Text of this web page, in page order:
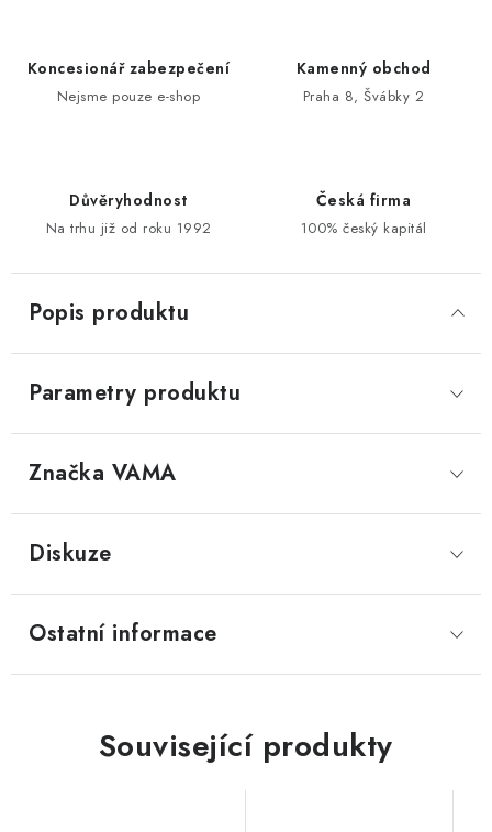
komplexů
Obchodní podmínky
Kontakty
Naše výhody
Koncesionář zabezpečení
Nejsme pouze e-shop
Kamenný obchod
Praha 8, Švábky 2
Důvěryhodnost
Na trhu již od roku 1992
Česká firma
100% český kapitál
Popis produktu
Parametry produktu
Značka VAMA
Diskuze
Ostatní informace
Související produkty